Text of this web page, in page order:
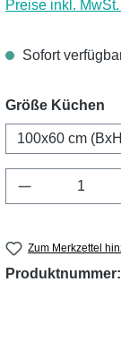
Preise inkl.
Sofort
Größe Küchen
100x60 cm
Produkt
Zum Merkzettel
Produktnummer: